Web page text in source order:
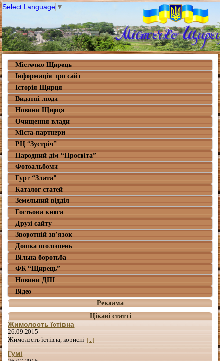
Select Language ▼
Містечко Щирець
Інформація про сайт
Історія Щирця
Видатні люди
Новини Щирця
Очищення влади
Міста-партнери
РЦ “Зустріч”
Народний дім “Просвіта”
Фотоальбоми
Гурт “Злата”
Каталог статей
Земельний відділ
Гостьова книга
Друзі сайту
Зворотній зв’язок
Дошка оголошень
Вільна боротьба
ФК “Щирець”
Новини ДПІ
Відео
Реклама
Цікаві статті
Жимолость їстівна
26.09.2015
Жимолость їстівна, корисні [...]
Гумі